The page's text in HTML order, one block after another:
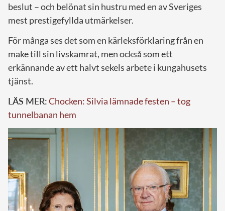
beslut – och belönat sin hustru med en av Sveriges
mest prestigefyllda utmärkelser.
För många ses det som en kärleksförklaring från en
make till sin livskamrat, men också som ett
erkännande av ett halvt sekels arbete i kungahusets
tjänst.
LÄS MER:Chocken: Silvia lämnade festen – tog
tunnelbanan hem